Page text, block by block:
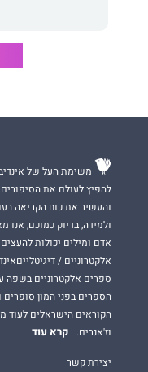
משימת העל של
להפיץ לעולם את
והעשיר את כוח הקריאה
ולמידה, בדיוק כמוכם,
אדם ומילים יכולות
אלקטרוניים /
ספרים אלקטרוניים
הספרים בפני המון
הקוראים הישראלים לעוד
וז'אנרים.
קרא עוד
יצירת קשר